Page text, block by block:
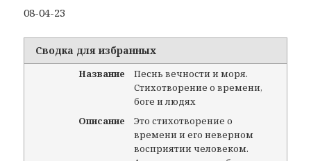
08-04-23
Сводка для избранных
Название
Песнь вечности и моря.
Стихотворение о времени,
боге и людях
Описание
Это стихотворение о
времени и его неверном
восприятии человеком.